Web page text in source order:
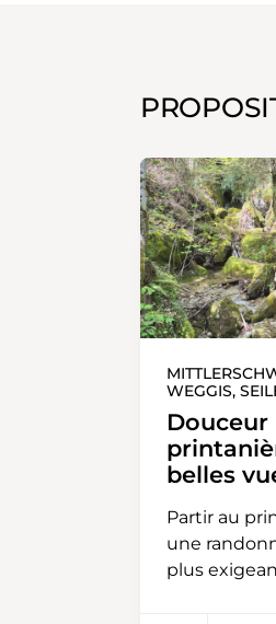
WEGGIS,
Douceur
belles
Partir au
une
plus